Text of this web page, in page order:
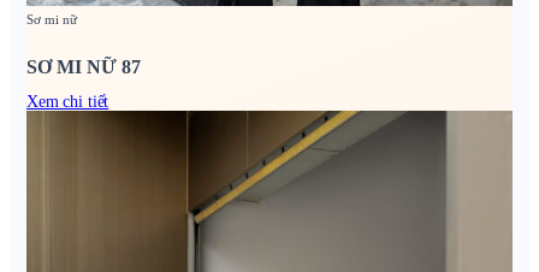
Sơ mi nữ
SƠ MI NỮ 87
Xem chi tiết